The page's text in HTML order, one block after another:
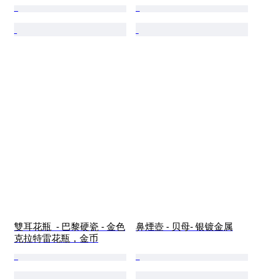
雙耳花瓶  - 巴黎硬瓷 - 金色
克拉特雷花瓶，金币
鼻煙壺 - 贝母- 银镀金属